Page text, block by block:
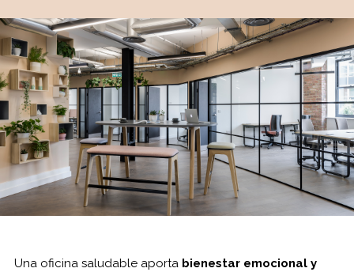
Una oficina saludable aporta bienestar emocional y